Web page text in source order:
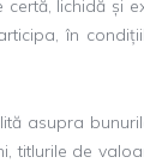
lichidă și
în
asupra
titlurile de